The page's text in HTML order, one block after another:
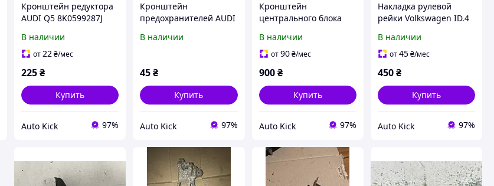
Кронштейн редуктора
AUDI Q5 8K0599287J
В наличии
от22₴/мес
225₴
Купить
Auto Kick 97%
Кронштейн
предохранителей AUDI
2016
В наличии
45₴
Купить
Auto Kick 97%
Кронштейн
центрального блока
навигацией
Volkswagen ID.4
В наличии
от90 ₴/мес
900 ₴
Купить
Auto Kick 97%
Накладка рулевой
рейки Volkswagen ID.4
В наличии
от45₴/мес
450₴
Купить
Auto Kick 97%